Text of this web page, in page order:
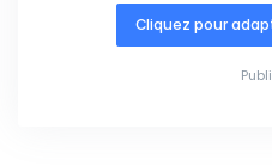
Cliquez pour